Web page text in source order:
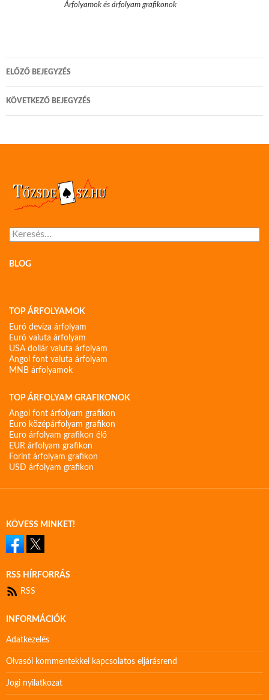
Árfolyamok és árfolyam grafikonok
Bejegyzés
navigáció
ELŐZŐ BEJEGYZÉS
KÖVETKEZŐ BEJEGYZÉS
Keresés:
BLOG
TOP ÁRFOLYAMOK
Euró deviza árfolyam
Euró valuta árfolyam
USA dollár valuta árfolyam
Angol font valuta árfolyam
MNB árfolyamok
TOP ÁRFOLYAM GRAFIKONOK
Angol font árfolyam grafikon
Euro középárfolyam grafikon
Euro árfolyam grafikon élő
EUR árfolyam grafikon
Forint árfolyam grafikon
USD árfolyam grafikon
KÖVESS MINKET!
RSS HÍRFORRÁS
RSS
INFORMÁCIÓK
Adatkezelés
Olvasói kommentekkel kapcsolatos eljárásrend
Jogi nyilatkozat